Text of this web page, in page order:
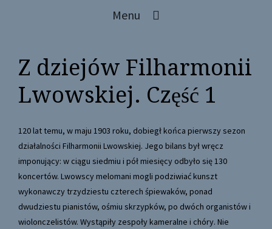
Menu
Z dziejów Filharmonii
Lwowskiej. Część 1
120 lat temu, w maju 1903 roku, dobiegł końca pierwszy sezon
działalności Filharmonii Lwowskiej. Jego bilans był wręcz
imponujący: w ciągu siedmiu i pół miesięcy odbyło się 130
koncertów. Lwowscy melomani mogli podziwiać kunszt
wykonawczy trzydziestu czterech śpiewaków, ponad
dwudziestu pianistów, ośmiu skrzypków, po dwóch organistów i
wiolonczelistów. Wystąpiły zespoły kameralne i chóry. Nie